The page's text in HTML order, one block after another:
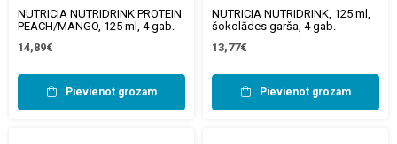
NUTRICIA NUTRIDRINK PROTEIN
PEACH/MANGO, 125 ml, 4 gab.
14,89€
Pievienot grozam
NUTRICIA NUTRIDRINK, 125 ml,
šokolādes garša, 4 gab.
13,77€
Pievienot grozam